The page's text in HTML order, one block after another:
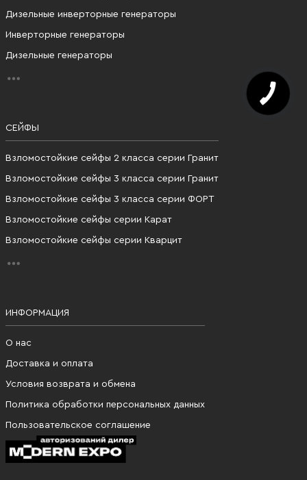
Дизельные инверторные генераторы
Инверторные генераторы
Дизельные генераторы
СЕЙФЫ
Взломостойкие сейфы 2 класса серии Гранит
Взломостойкие сейфы 3 класса серии Гранит
Взломостойкие сейфы 3 класса серии ФОРТ
Взломостойкие сейфы серии Карат
Взломостойкие сейфы серии Кварцит
ИНФОРМАЦИЯ
О нас
Доставка и оплата
Условия возврата и обмена
Политика обработки персональных данных
Пользовательское соглашение